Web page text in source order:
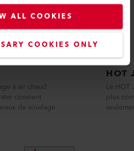
ALL COOKIES
COOKIES ONLY
à air chaud
convient
de soudage
HOT
Le HOT
plus